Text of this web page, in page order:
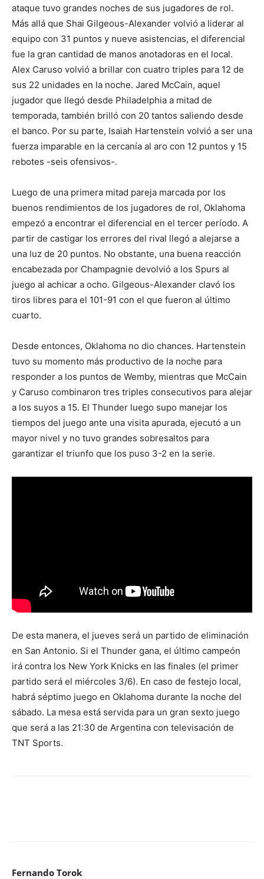
ataque tuvo grandes noches de sus jugadores de rol.
Más allá que Shai Gilgeous-Alexander volvió a liderar al
equipo con 31 puntos y nueve asistencias, el diferencial
fue la gran cantidad de manos anotadoras en el local.
Alex Caruso volvió a brillar con cuatro triples para 12 de
sus 22 unidades en la noche. Jared McCain, aquel
jugador que llegó desde Philadelphia a mitad de
temporada, también brilló con 20 tantos saliendo desde
el banco. Por su parte, Isaiah Hartenstein volvió a ser una
fuerza imparable en la cercanía al aro con 12 puntos y 15
rebotes -seis ofensivos-.
Luego de una primera mitad pareja marcada por los
buenos rendimientos de los jugadores de rol, Oklahoma
empezó a encontrar el diferencial en el tercer período. A
partir de castigar los errores del rival llegó a alejarse a
una luz de 20 puntos. No obstante, una buena reacción
encabezada por Champagnie devolvió a los Spurs al
juego al achicar a ocho. Gilgeous-Alexander clavó los
tiros libres para el 101-91 con el que fueron al último
cuarto.
Desde entonces, Oklahoma no dio chances. Hartenstein
tuvo su momento más productivo de la noche para
responder a los puntos de Wemby, mientras que McCain
y Caruso combinaron tres triples consecutivos para alejar
a los suyos a 15. El Thunder luego supo manejar los
tiempos del juego ante una visita apurada, ejecutó a un
mayor nivel y no tuvo grandes sobresaltos para
garantizar el triunfo que los puso 3-2 en la serie.
De esta manera, el jueves será un partido de eliminación
en San Antonio. Si el Thunder gana, el último campeón
irá contra los New York Knicks en las finales (el primer
partido será el miércoles 3/6). En caso de festejo local,
habrá séptimo juego en Oklahoma durante la noche del
sábado. La mesa está servida para un gran sexto juego
que será a las 21:30 de Argentina con televisación de
TNT Sports.
Fernando Torok